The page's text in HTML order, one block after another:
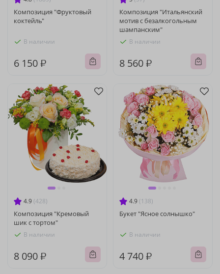
Композиция "Фруктовый
коктейль"
В наличии
6 150 ₽
Композиция "Итальянский
мотив с безалкогольным
шампанским"
В наличии
8 560 ₽
4.9 (428)
Композиция "Кремовый
шик с тортом"
В наличии
8 090 ₽
4.9 (138)
Букет "Ясное солнышко"
В наличии
4 740 ₽